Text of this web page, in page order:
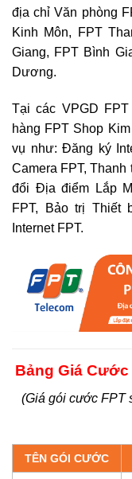
địa chỉ Văn phòng
Kinh Môn, FPT
Giang, FPT Bình
Dương.
Tại các VPGD
hàng FPT Shop
vụ như: Đăng ký
Camera FPT,
đổi Địa điểm Lắp
FPT, Bảo trị Thiết
Internet FPT.
Bảng Giá Cước
(Giá gói cước FPT
TÊN GÓI CƯỚC